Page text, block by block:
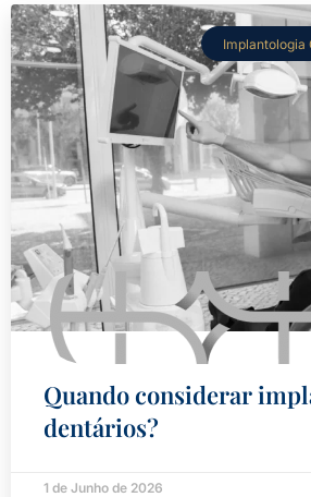
Implantologia
Quando considerar
dentários?
1 de Junho de 2026